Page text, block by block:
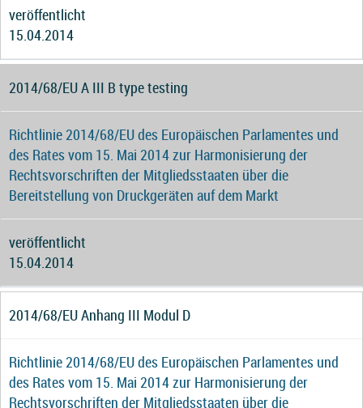
veröffentlicht
15.04.2014
2014/68/EU A III B type testing
Richtlinie 2014/68/EU des Europäischen Parlamentes und
des Rates vom 15. Mai 2014 zur Harmonisierung der
Rechtsvorschriften der Mitgliedsstaaten über die
Bereitstellung von Druckgeräten auf dem Markt
veröffentlicht
15.04.2014
2014/68/EU Anhang III Modul D
Richtlinie 2014/68/EU des Europäischen Parlamentes und
des Rates vom 15. Mai 2014 zur Harmonisierung der
Rechtsvorschriften der Mitgliedsstaaten über die